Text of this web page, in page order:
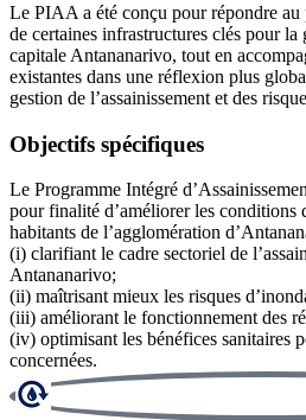
Le PIAA a été conçu pour répondre
de certaines infrastructures clés pour la
capitale Antananarivo, tout en
existantes dans une réflexion plus
gestion de l’assainissement et des
Objectifs spécifiques
Le Programme Intégré
pour finalité d’améliorer les conditions
habitants de l’agglomération
(i) clarifiant le cadre sectoriel de
Antananarivo;
(ii) maîtrisant mieux les risques
(iii) améliorant le fonctionnement des
(iv) optimisant les bénéfices sanitaires
concernées.